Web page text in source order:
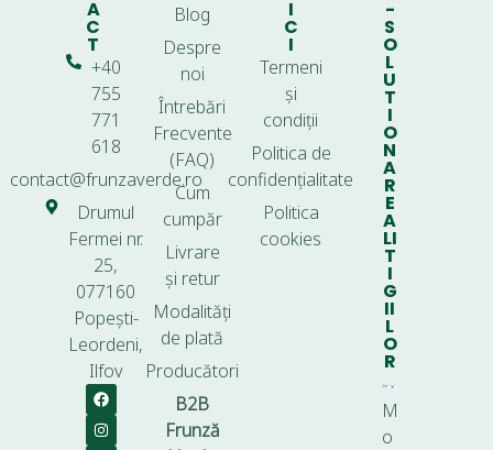
A
C
T
+40
755
771
618
contact@frunzaverde.ro
Drumul
Fermei nr.
25,
077160
Popești-
Leordeni,
Ilfov
Blog
Despre
noi
Întrebări
Frecvente
(FAQ)
Cum
cumpăr
Livrare
și retur
Modalități
de plată
Producători
B2B
Frunză
I
C
I
Termeni
și
condiții
Politica de
confidențialitate
Politica
cookies
-
S
O
L
U
T
I
O
N
A
R
E
A
LI
T
I
G
II
L
O
R
M
o